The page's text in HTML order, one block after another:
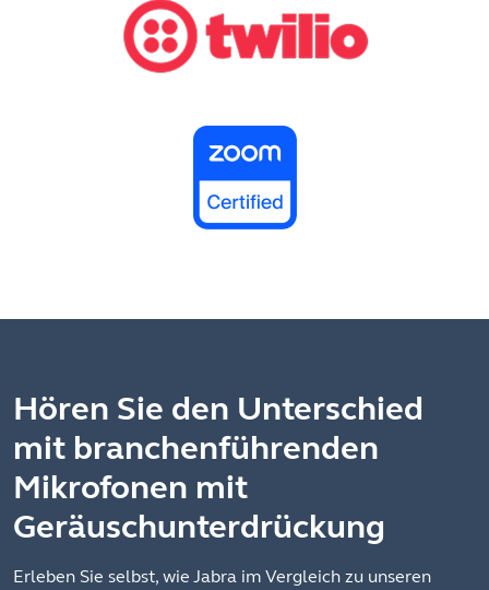
Hören Sie den Unterschied
mit branchenführenden
Mikrofonen mit
Geräuschunterdrückung
Erleben Sie selbst, wie Jabra im Vergleich zu unseren